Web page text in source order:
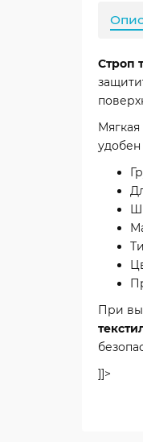
Строп
удобен
При
]]>